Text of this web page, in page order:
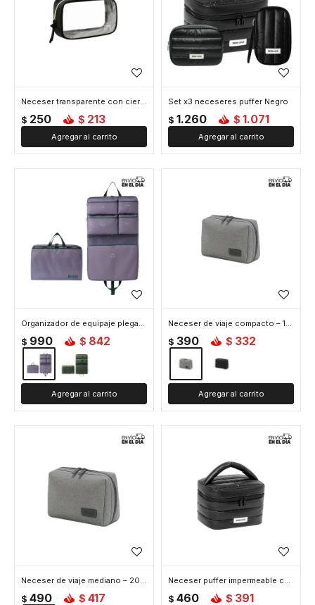
Neceser transparente con cierre grande - Negro
$ 250 $ 213
Set x3 neceseres puffer Negro
$ 1.260 $ 1.071
Organizador de equipaje plegable con divisiones y asas para viaje - Lila
$ 990 $ 842
Neceser de viaje compacto – 15x11x5cm - Gris
$ 390 $ 332
Neceser de viaje mediano – 20x15x8cm - Gris
$ 490 $ 417
Neceser puffer impermeable con asa - Negro
$ 460 $ 391